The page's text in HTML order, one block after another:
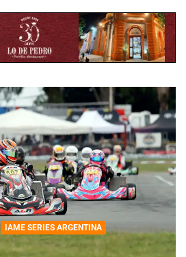
IAME SERIES ARGENTINA